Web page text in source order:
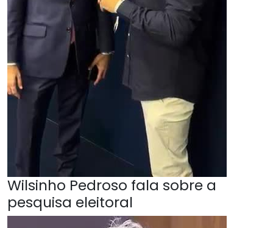
Wilsinho Pedroso fala sobre a
pesquisa eleitoral